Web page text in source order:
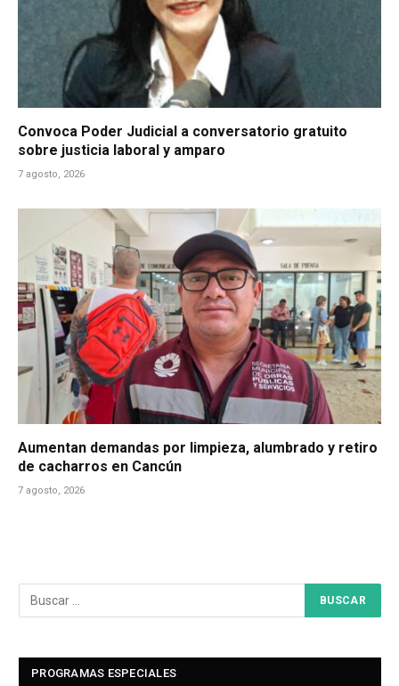
Convoca Poder Judicial a conversatorio gratuito
sobre justicia laboral y amparo
7 agosto, 2026
Aumentan demandas por limpieza, alumbrado y retiro
de cacharros en Cancún
7 agosto, 2026
PROGRAMAS ESPECIALES